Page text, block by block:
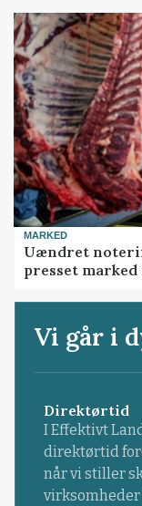
MARKED
Uændret
presset
Vi går i
Direktørtid
I Effektivt
direktørtid
når vi stiller